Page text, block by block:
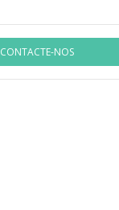
CONTACTE-NOS